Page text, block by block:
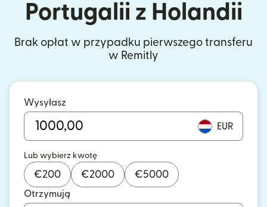
Portugalii z Holandii
Brak opłat w przypadku pierwszego transferu
w Remitly
Wysyłasz
EUR
Lub wybierz kwotę
€200 €2000 €5000
Otrzymują